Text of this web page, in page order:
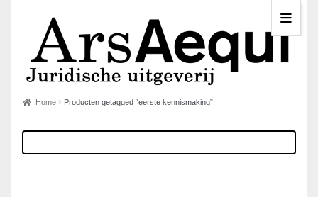
Home Producten getagged “eerste kennismaking”